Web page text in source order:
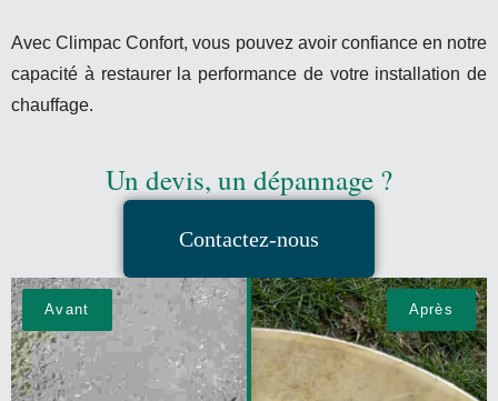
Avec Climpac Confort, vous pouvez avoir confiance en notre
capacité à restaurer la performance de votre installation de
chauffage.
Un devis, un dépannage ?
Contactez-nous